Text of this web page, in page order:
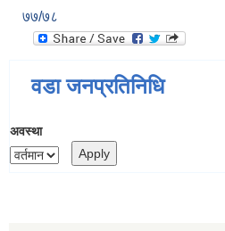
७७/७८
वडा जनप्रतिनिधि
अवस्था